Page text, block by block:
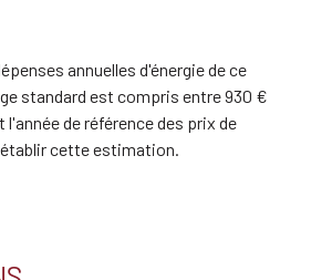
annuelles d'énergie de ce
standard est compris entre 930 €
l'année de référence des prix de
cette estimation.